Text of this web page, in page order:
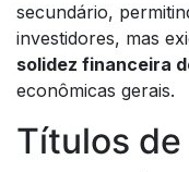
secundário,
investidores, mas
solidez financeira
econômicas gerais.
Títulos